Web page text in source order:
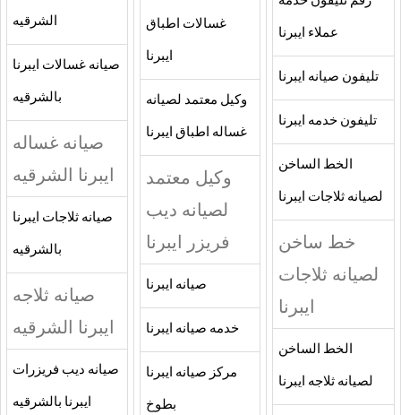
عملاء ايبرنا
تليفون صيانه ايبرنا
تليفون خدمه ايبرنا
الخط الساخن
لصيانه ثلاجات ايبرنا
خط ساخن
لصيانه ثلاجات
ايبرنا
الخط الساخن
لصيانه ثلاجه ايبرنا
غسالات اطباق
ايبرنا
وكيل معتمد لصيانه
غساله اطباق ايبرنا
وكيل معتمد
لصيانه ديب
فريزر ايبرنا
صيانه ايبرنا
خدمه صيانه ايبرنا
مركز صيانه ايبرنا
بطوخ
الشرقيه
صيانه غسالات ايبرنا
بالشرقيه
صيانه غساله
ايبرنا الشرقيه
صيانه ثلاجات ايبرنا
بالشرقيه
صيانه ثلاجه
ايبرنا الشرقيه
صيانه ديب فريزرات
ايبرنا بالشرقيه